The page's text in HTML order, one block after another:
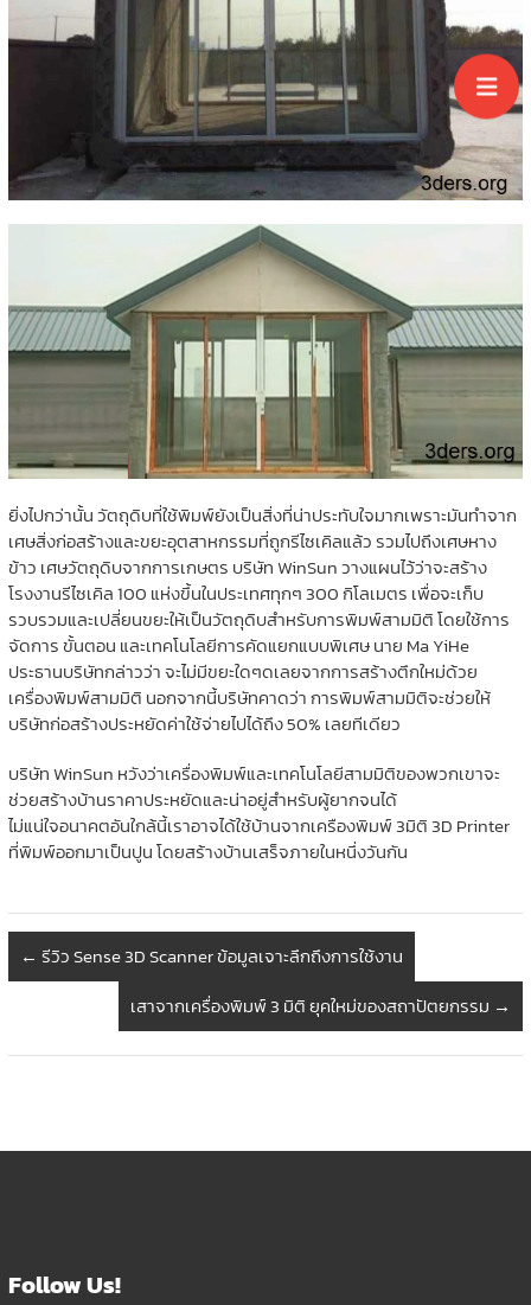
ยิ่งไปกว่านั้น วัตถุดิบที่ใช้พิมพ์ยังเป็นสิ่งที่น่าประทับใจมากเพราะมันทำจาก
เศษสิ่งก่อสร้างและขยะอุตสาหกรรมที่ถูกรีไซเคิลแล้ว รวมไปถึงเศษหาง
ข้าว เศษวัตถุดิบจากการเกษตร บริษัท WinSun วางแผนไว้ว่าจะสร้าง
โรงงานรีไซเคิล 100 แห่งขึ้นในประเทศทุกๆ 300 กิโลเมตร เพื่อจะเก็บ
รวบรวมและเปลี่ยนขยะให้เป็นวัตถุดิบสำหรับการพิมพ์สามมิติ โดยใช้การ
จัดการ ขั้นตอน และเทคโนโลยีการคัดแยกแบบพิเศษ นาย Ma YiHe
ประธานบริษัทกล่าวว่า จะไม่มีขยะใดๆดเลยจากการสร้างตึกใหม่ด้วย
เครื่องพิมพ์สามมิติ นอกจากนี้บริษัทคาดว่า การพิมพ์สามมิติจะช่วยให้
บริษัทก่อสร้างประหยัดค่าใช้จ่ายไปได้ถึง 50% เลยทีเดียว
บริษัท WinSun หวังว่าเครื่องพิมพ์และเทคโนโลยีสามมิติของพวกเขาจะ
ช่วยสร้างบ้านราคาประหยัดและน่าอยู่สำหรับผู้ยากจนได้
ไม่แน่ใจอนาคตอันใกล้นี้เราอาจได้ใช้บ้านจากเครืองพิมพ์ 3มิติ 3D Printer
ที่พิมพ์ออกมาเป็นปูน โดยสร้างบ้านเสร็จภายในหนึ่งวันกัน
← รีวิว Sense 3D Scanner ข้อมูลเจาะลึกถึงการใช้งาน
เสาจากเครื่องพิมพ์ 3 มิติ ยุคใหม่ของสถาปัตยกรรม →
Follow Us!